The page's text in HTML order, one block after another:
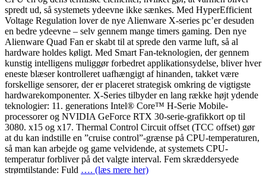
spredt ud, så systemets ydeevne ikke sænkes. Med HyperEfficient
Voltage Regulation lover de nye Alienware X-series pc’er desuden
en bedre ydeevne – selv gennem mange timers gaming. Den nye
Alienware Quad Fan er skabt til at sprede den varme luft, så al
hardware holdes køligt. Med Smart Fan-teknologien, der gennem
kunstig intelligens muliggør forbedret applikationsydelse, bliver hver
eneste blæser kontrolleret uafhængigt af hinanden, takket være
forskellige sensorer, der er placeret strategisk omkring de vigtigste
hardwarekomponenter. X-Series tilbyder en lang række højt ydende
teknologier: 11. generations Intel® Core™ H-Serie Mobile-
processorer og NVIDIA GeForce RTX 30-serie-grafikkort op til
3080. x15 og x17. Thermal Control Circuit offset (TCC offset) gør
at du kan indstille en ”cruise control”-grænse på CPU-temperaturen,
så man kan arbejde og game velvidende, at systemets CPU-
temperatur forbliver på det valgte interval. Fem skræddersyede
strømtilstande: Fuld …. (læs mere her)